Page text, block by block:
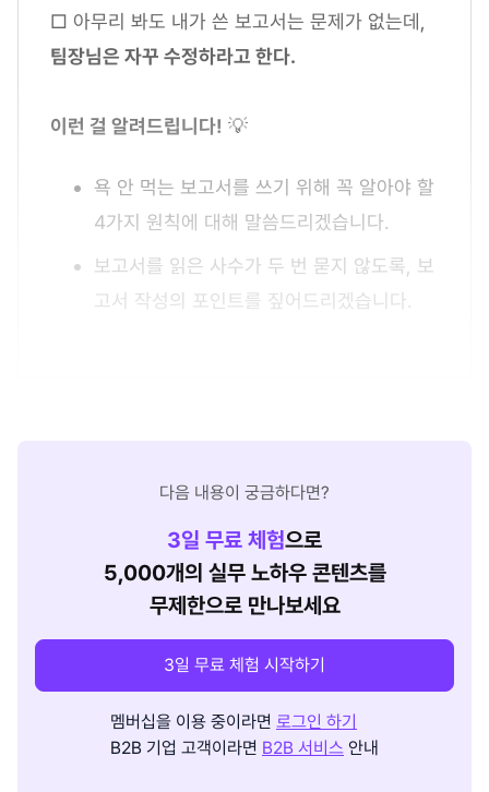
□ 아무리 봐도 내가 쓴 보고서는 문제가 없는데,
팀장님은 자꾸 수정하라고 한다.
이런 걸 알려드립니다! 💡
욕 안 먹는 보고서를 쓰기 위해 꼭 알아야 할
4가지 원칙에 대해 말씀드리겠습니다.
보고서를 읽은 사수가 두 번 묻지 않도록, 보
고서 작성의 포인트를 짚어드리겠습니다.
다음 내용이 궁금하다면?
3일 무료 체험으로
5,000개의 실무 노하우 콘텐츠를
무제한으로 만나보세요
3일 무료 체험 시작하기
멤버십을 이용 중이라면 로그인 하기
B2B 기업 고객이라면 B2B 서비스 안내